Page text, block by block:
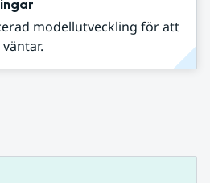
modellutveckling för att